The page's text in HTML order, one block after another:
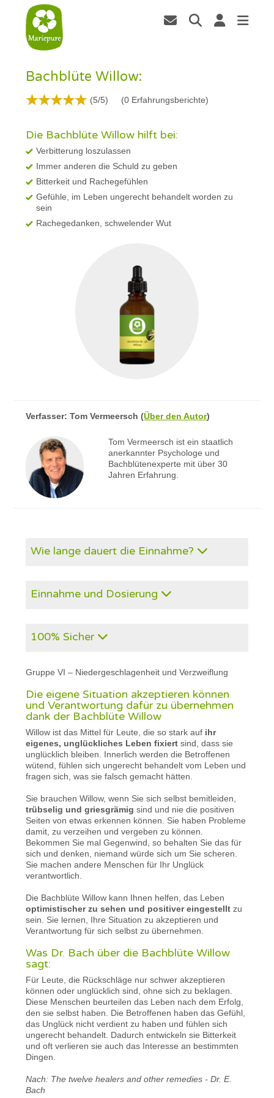
Bachblüte Willow:
(5/5) (0 Erfahrungsberichte)
Die Bachblüte Willow hilft bei:
Verbitterung loszulassen
Immer anderen die Schuld zu geben
Bitterkeit und Rachegefühlen
Gefühle, im Leben ungerecht behandelt worden zu
sein
Rachegedanken, schwelender Wut
Verfasser:Tom Vermeersch (Über den Autor)
Tom Vermeersch ist ein staatlich
anerkannter Psychologe und
Bachblütenexperte mit über 30
Jahren Erfahrung.
Wie lange dauert die Einnahme?
Einnahme und Dosierung
100% Sicher
Gruppe VI – Niedergeschlagenheit und Verzweiflung
Die eigene Situation akzeptieren können
und Verantwortung dafür zu übernehmen
dank der Bachblüte Willow
Willow ist das Mittel für Leute, die so stark auf ihr
eigenes, unglückliches Leben fixiert sind, dass sie
unglücklich bleiben. Innerlich werden die Betroffenen
wütend, fühlen sich ungerecht behandelt vom Leben und
fragen sich, was sie falsch gemacht hätten.
Sie brauchen Willow, wenn Sie sich selbst bemitleiden,
trübselig und griesgrämig sind und nie die positiven
Seiten von etwas erkennen können. Sie haben Probleme
damit, zu verzeihen und vergeben zu können.
Bekommen Sie mal Gegenwind, so behalten Sie das für
sich und denken, niemand würde sich um Sie scheren.
Sie machen andere Menschen für Ihr Unglück
verantwortlich.
Die Bachblüte Willow kann Ihnen helfen, das Leben
optimistischer zu sehen und positiver eingestellt zu
sein. Sie lernen, Ihre Situation zu akzeptieren und
Verantwortung für sich selbst zu übernehmen.
Was Dr. Bach über die Bachblüte Willow
sagt:
Für Leute, die Rückschläge nur schwer akzeptieren
können oder unglücklich sind, ohne sich zu beklagen.
Diese Menschen beurteilen das Leben nach dem Erfolg,
den sie selbst haben. Die Betroffenen haben das Gefühl,
das Unglück nicht verdient zu haben und fühlen sich
ungerecht behandelt. Dadurch entwickeln sie Bitterkeit
und oft verlieren sie auch das Interesse an bestimmten
Dingen.
Nach: The twelve healers and other remedies - Dr. E.
Bach